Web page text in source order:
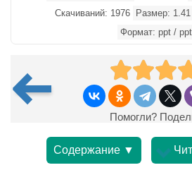
Скачиваний: 1976
Размер:
Формат: ppt /
Помогли?
Содержание ▼